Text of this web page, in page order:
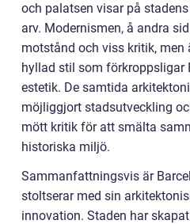
och palatsen visar på
arv. Modernismen, å andra
motstånd och viss kritik, men
hyllad stil som förkroppsligar
estetik. De samtida
möjliggjort stadsutveckling
mött kritik för att smälta
historiska miljö.
Sammanfattningsvis är
stoltserar med sin
innovation. Staden har